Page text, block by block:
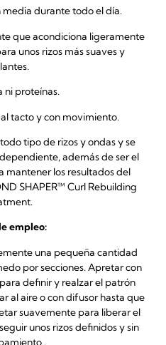
durante todo el día.
que acondiciona ligeramente
unos rizos más suaves y
ni proteínas.
tacto y con movimiento.
tipo de rizos y ondas y se
además de ser el
los resultados del
SHAPER™ Curl Rebuilding
empleo:
una pequeña cantidad
por secciones. Apretar con
definir y realzar el patrón
al aire o con difusor hasta que
suavemente para liberar el
unos rizos definidos y sin